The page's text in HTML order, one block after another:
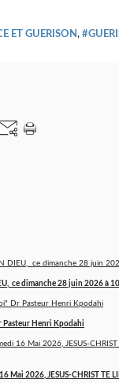
ET GUERISON,
ce dimanche 28 juin 2026 à
Pasteur Henri Kpodahi
Mai 2026, JESUS-CHRIST TE